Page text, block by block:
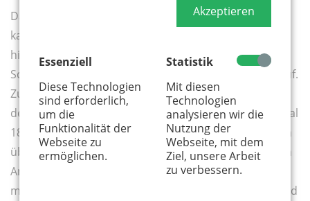
Akzeptieren
Essenziell
Diese Technologien
sind erforderlich,
um die
Funktionalität der
Webseite zu
ermöglichen.
Statistik
Mit diesen
Technologien
analysieren wir die
Nutzung der
Webseite, mit dem
Ziel, unsere Arbeit
zu verbessern.
Damit das Testament nach dem Tod auffindbar ist,
kann man es bei einem Anwalt oder einer Notarin
hinterlegen. Auch Nachlassgerichte bewahren das
Schriftstück für eine einmalige Gebühr von 75 Euro auf.
Zusätzlich muss es im Zentralen Testamentsregister
der Bundesnotarkammer erfasst werden, was nochmal
18 Euro kostet. Das zuständige Amtsgericht kann man
über die Seite „gerichtsstand.net“ ermitteln und einen
Antrag auf Hinterlegung stellen. Zum Termin muss
man neben dem Testament auch Personalausweis und